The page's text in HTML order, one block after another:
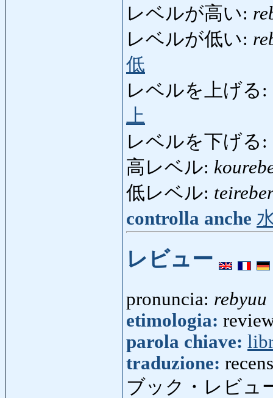
レベルが高い:
レベルが低い:
低
レベルを上げる:
上
レベルを下げる:
高レベル:
低レベル:
controlla anche
レビュー
pronuncia: rebyuu
etimologia:
parola chiave:
traduzione:
ブック・レビュ